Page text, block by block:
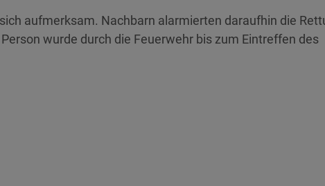
aufmerksam. Nachbarn alarmierten daraufhin die
wurde durch die Feuerwehr bis zum Eintreffen des